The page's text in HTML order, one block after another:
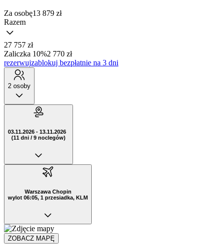
Za osobę13 879 zł
Razem
27 757 zł
Zaliczka 10%2 770 zł
rezerwujzablokuj bezpłatnie na 3 dni
2 osoby
03.11.2026 - 13.11.2026
(11 dni / 9 noclegów)
Warszawa Chopin
wylot 06:05, 1 przesiadka, KLM
ZOBACZ MAPĘ